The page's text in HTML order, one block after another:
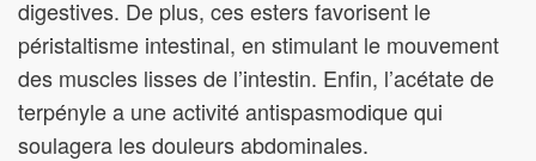
digestives. De plus, ces esters favorisent le
péristaltisme intestinal, en stimulant le mouvement
des muscles lisses de l’intestin. Enfin, l’acétate de
terpényle a une activité antispasmodique qui
soulagera les douleurs abdominales.